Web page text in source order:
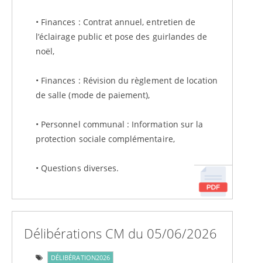
• Finances : Contrat annuel, entretien de
l’éclairage public et pose des guirlandes de
noël,
• Finances : Révision du règlement de location
de salle (mode de paiement),
• Personnel communal : Information sur la
protection sociale complémentaire,
• Questions diverses.
Délibérations CM du 05/06/2026
DÉLIBÉRATION2026